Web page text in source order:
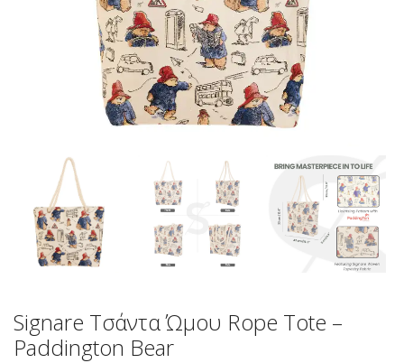
Signare Τσάντα Ώμου Rope Tote –
Paddington Bear